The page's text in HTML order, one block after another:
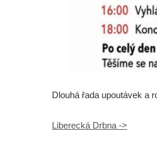
Dlouhá řada upoutávek a
Liberecká Drbna ->